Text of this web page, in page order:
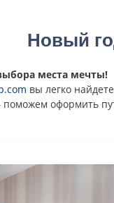
Новый
места мечты!
вы легко
оформить